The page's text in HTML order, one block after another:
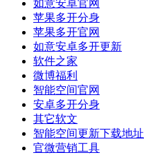
如意安卓官网
苹果多开分身
苹果多开官网
如意安卓多开更新
软件之家
微博福利
智能空间官网
安卓多开分身
其它软文
智能空间更新下载地址
官微营销工具